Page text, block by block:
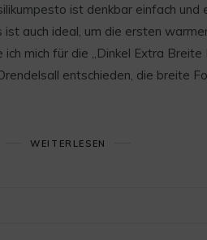
ist denkbar einfach und
ist auch ideal, um die ersten
mich für die „Dinkel Extra Breite
entschieden, die breite
WEITERLESEN